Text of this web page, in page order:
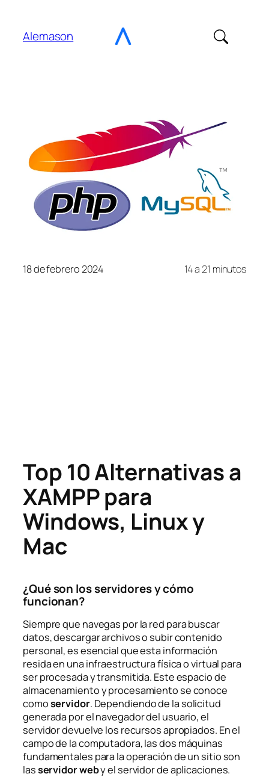
contenido
Alemason
18 de febrero 2024 14 a 21 minutos
Top 10 Alternativas a
XAMPP para
Windows, Linux y
Mac
¿Qué son los servidores y cómo
funcionan?
Siempre que navegas por la red para buscar
datos, descargar archivos o subir contenido
personal, es esencial que esta información
resida en una infraestructura física o virtual para
ser procesada y transmitida. Este espacio de
almacenamiento y procesamiento se conoce
comoservidor. Dependiendo de la solicitud
generada por el navegador del usuario, el
servidor devuelve los recursos apropiados. En el
campo de la computadora, las dos máquinas
fundamentales para la operación de un sitio son
lasservidor weby el servidor de aplicaciones.